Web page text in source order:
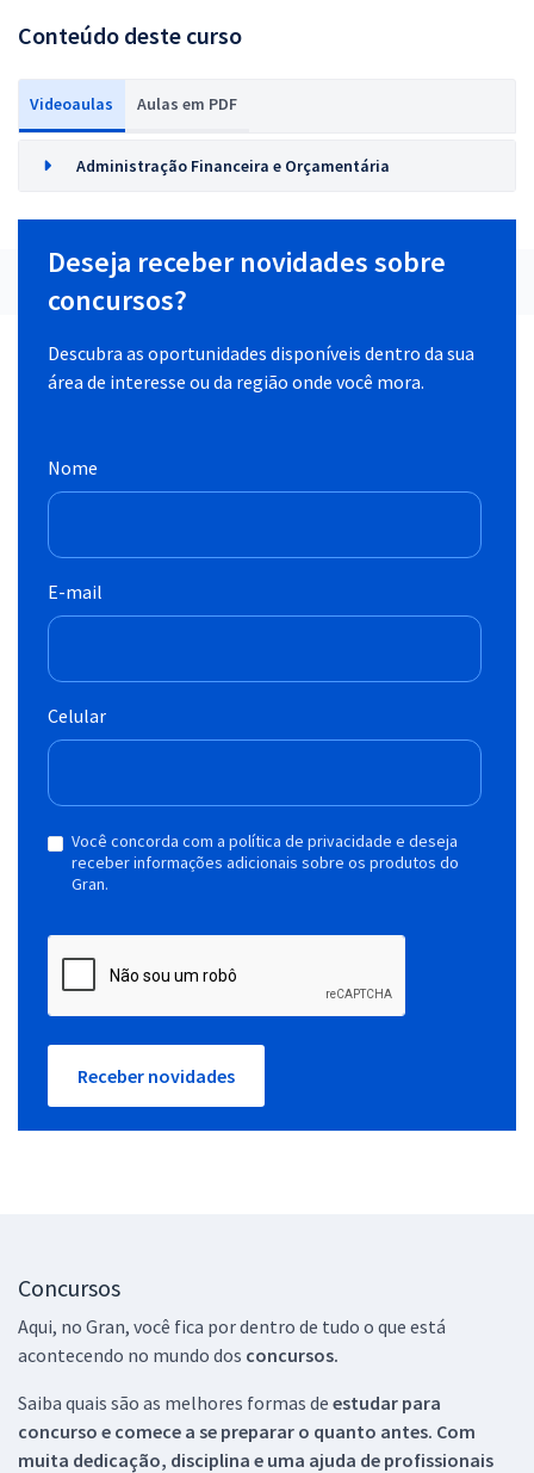
Conteúdo deste curso
Videoaulas Aulas em PDF
Administração Financeira e Orçamentária
Deseja receber novidades sobre
concursos?
Descubra as oportunidades disponíveis dentro da sua
área de interesse ou da região onde você mora.
Nome
E-mail
Celular
Você concorda com a política de privacidade e deseja
receber informações adicionais sobre os produtos do
Gran.
Receber novidades
Concursos
Aqui, no Gran, você fica por dentro de tudo o que está
acontecendo no mundo dos concursos.
Saiba quais são as melhores formas de estudar para
concurso e comece a se preparar o quanto antes. Com
muita dedicação, disciplina e uma ajuda de profissionais